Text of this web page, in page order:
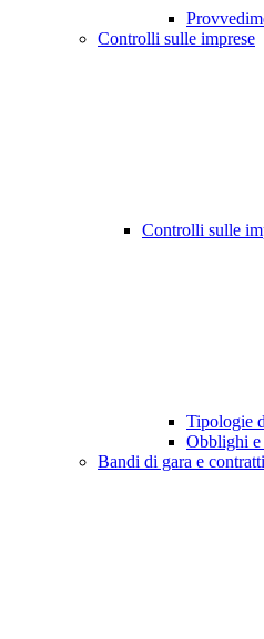
Controlli sulle imprese
Controlli sulle
Tipologie
Obblighi e
Bandi di gara e contratti